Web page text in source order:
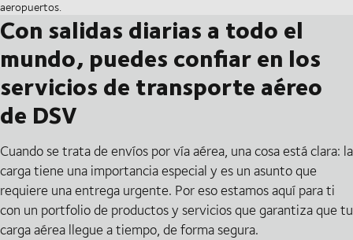
aeropuertos.
Con salidas diarias a todo el
mundo, puedes confiar en los
servicios de transporte aéreo
de DSV
Cuando se trata de envíos por vía aérea, una cosa está clara: la
carga tiene una importancia especial y es un asunto que
requiere una entrega urgente. Por eso estamos aquí para ti
con un portfolio de productos y servicios que garantiza que tu
carga aérea llegue a tiempo, de forma segura.